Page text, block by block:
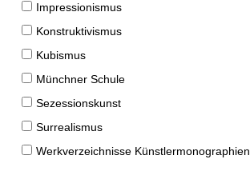
Impressionismus
Konstruktivismus
Kubismus
Münchner Schule
Sezessionskunst
Surrealismus
Werkverzeichnisse Künstlermonographien